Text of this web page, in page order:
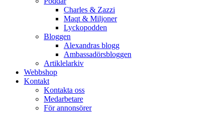
Charles & Zazzi
Maqt & Miljoner
Lyckopodden
Bloggen
Alexandras blogg
Ambassadörsbloggen
Artiklelarkiv
Webbshop
Kontakt
Kontakta oss
Medarbetare
För annonsörer